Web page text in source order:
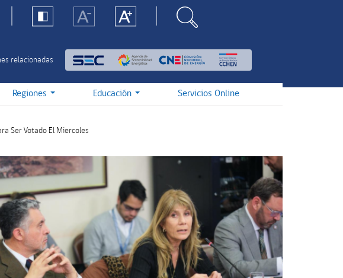
relacionadas
Regiones Educación Servicios Online
Ser Votado El Miercoles